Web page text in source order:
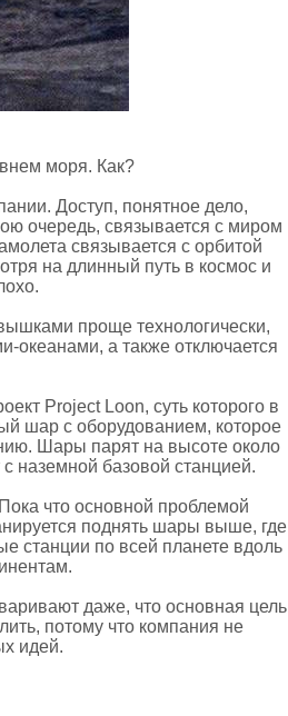
моря. Как?
Доступ, понятное дело,
очередь, связывается с миром
связывается с орбитой
на длинный путь в космос и
проще технологически,
океанами, а также отключается
Project Loon, суть которого в
шар с оборудованием, которое
Шары парят на высоте около
наземной базовой станцией.
что основной проблемой
поднять шары выше, где
станции по всей планете вдоль
даже, что основная цель
потому что компания не
идей.